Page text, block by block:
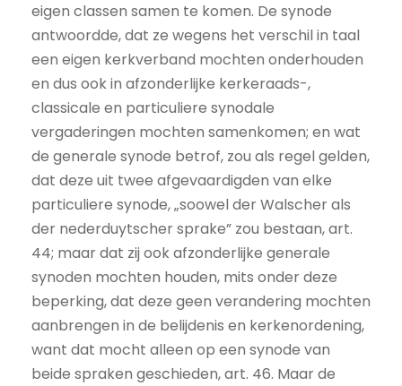
eigen classen samen te komen. De synode
antwoordde, dat ze wegens het verschil in taal
een eigen kerkverband mochten onderhouden
en dus ook in afzonderlijke kerkeraads-,
classicale en particuliere synodale
vergaderingen mochten samenkomen; en wat
de generale synode betrof, zou als regel gelden,
dat deze uit twee afgevaardigden van elke
particuliere synode, „soowel der Walscher als
der nederduytscher sprake” zou bestaan, art.
44; maar dat zij ook afzonderlijke generale
synoden mochten houden, mits onder deze
beperking, dat deze geen verandering mochten
aanbrengen in de belijdenis en kerkenordening,
want dat mocht alleen op een synode van
beide spraken geschieden, art. 46. Maar de